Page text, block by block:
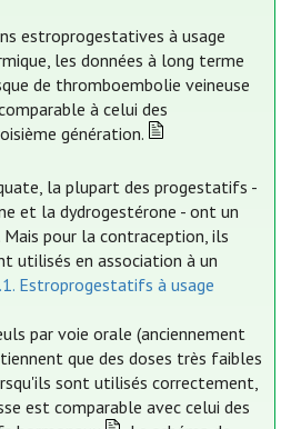
estroprogestatives à usage
les données à long terme
de thromboembolie veineuse
à celui des
génération.
la plupart des progestatifs -
et la dydrogestérone - ont un
pour la contraception, ils
utilisés en association à un
Estroprogestatifs à usage
par voie orale (anciennement
que des doses très faibles
sont utilisés correctement,
est comparable avec celui des